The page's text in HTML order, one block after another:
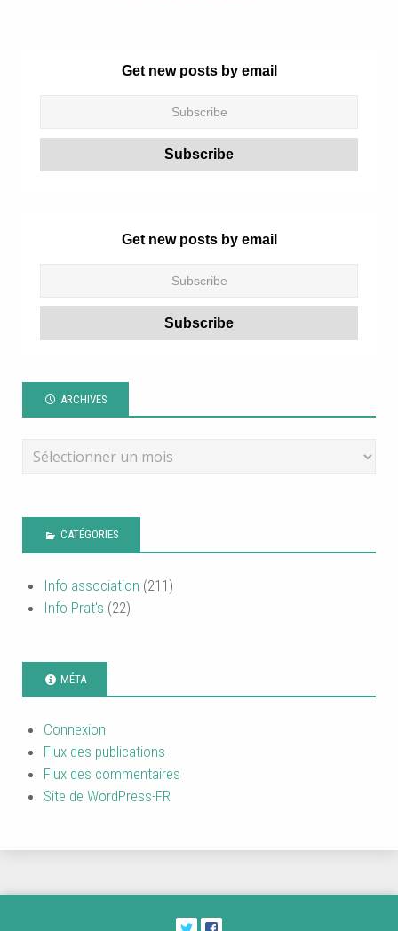
Get new posts by email
Get new posts by email
ARCHIVES
CATÉGORIES
Info association (211)
Info Prat's (22)
MÉTA
Connexion
Flux des publications
Flux des commentaires
Site de WordPress-FR